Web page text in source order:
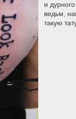
и
ведьм,
такую